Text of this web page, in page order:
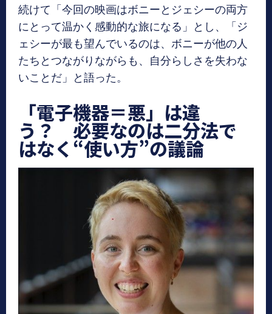
続けて「今回の映画はボニーとジェシーの両方
にとって温かく感動的な旅になる」とし、「ジ
ェシーが最も望んでいるのは、ボニーが他の人
たちとつながりながらも、自分らしさを失わな
いことだ」と語った。
「電子機器＝悪」は違
う？ 必要なのは二分法で
はなく“使い方”の議論